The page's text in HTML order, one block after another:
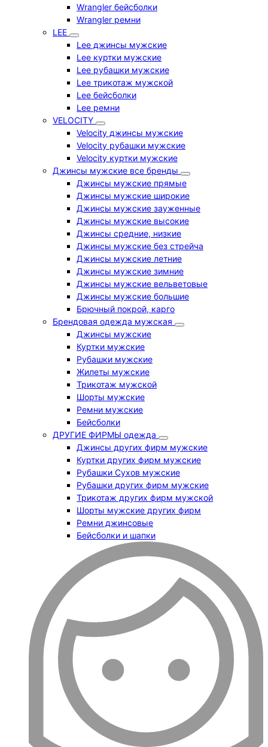
Wrangler бейсболки
Wrangler ремни
LEE
Lee джинсы мужские
Lee куртки мужские
Lee рубашки мужские
Lee трикотаж мужской
Lee бейсболки
Lee ремни
VELOCITY
Velocity джинсы мужские
Velocity рубашки мужские
Velocity куртки мужские
Джинсы мужские все бренды
Джинсы мужские прямые
Джинсы мужские широкие
Джинсы мужские зауженные
Джинсы мужские высокие
Джинсы средние, низкие
Джинсы мужские без стрейча
Джинсы мужские летние
Джинсы мужские зимние
Джинсы мужские вельветовые
Джинсы мужские большие
Брючный покрой, карго
Брендовая одежда мужская
Джинсы мужские
Куртки мужские
Рубашки мужские
Жилеты мужские
Трикотаж мужской
Шорты мужские
Ремни мужские
Бейсболки
ДРУГИЕ ФИРМЫ одежда
Джинсы других фирм мужские
Куртки других фирм мужские
Рубашки Сухов мужские
Рубашки других фирм мужские
Трикотаж других фирм мужской
Шорты мужские других фирм
Ремни джинсовые
Бейсболки и шапки